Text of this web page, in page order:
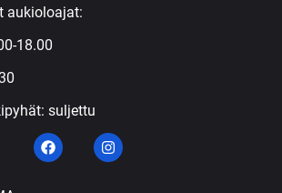
aukioloajat:
18.00
suljettu